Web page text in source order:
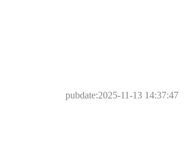
pubdate:2025-11-13 14:37:47